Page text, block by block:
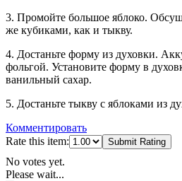
3. Промойте большое яблоко.
же кубиками, как и тыкву.
4. Достаньте форму из духовки.
фольгой. Установите форму в
ванильный сахар.
5. Достаньте тыкву с яблоками из
Комментировать
Rate this item:
Submit Rating
No votes yet.
Please wait...